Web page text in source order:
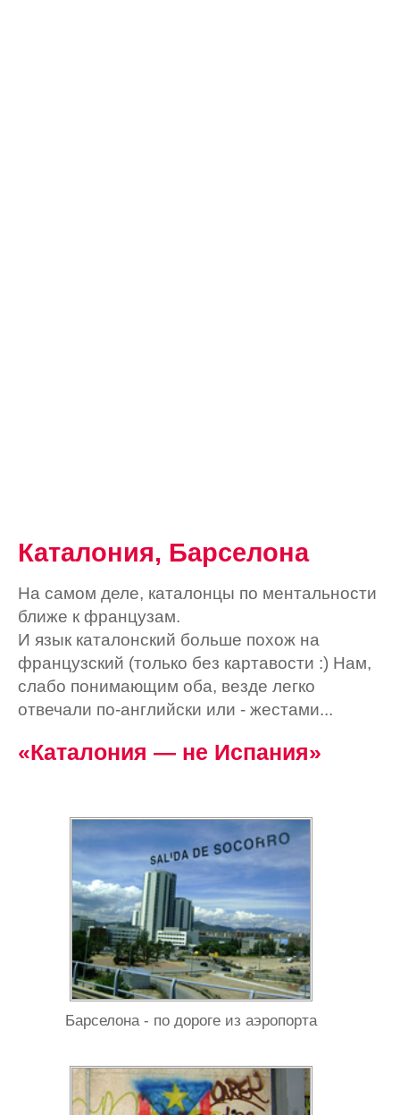
Каталония, Барселона
На самом деле, каталонцы по ментальности
ближе к французам.
И язык каталонский больше похож на
французский (только без картавости :) Нам,
слабо понимающим оба, везде легко
отвечали по-английски или - жестами...
«Каталония — не Испания»
Барселона - по дороге из аэропорта